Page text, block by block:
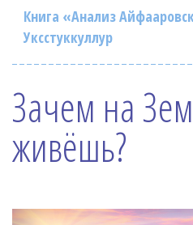
Ииссиидиология
Номера песен
Книга «Анализ
Уксстуккуллур
Зачем на
живёшь?